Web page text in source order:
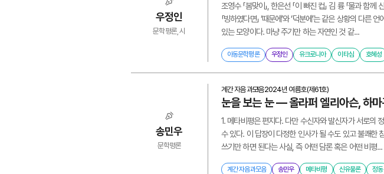
우정인
문학평론, 시
조영수 「봄맞이」, 한은선 「이 빠진 컵」 김 륭 「물과 함께
「빙하였다면」 ‘때문에’와 ‘덕분에’는 같은 상황의 다
있는 모양이다. 마냥 주기만 하는 자연인 것 같...
아동문학평론 우정인 유크로니아 이타심 호혜성
송민우
문학평론
계간 자음과모음2024년 여름호(제61호)
눈을 보는 눈 ― 올라퍼 엘리아슨, 하
1. 메타비평은 편지다. 다만 수신자와 발신자가 서로의
수 있다. 이 답장이 다정한 인사가 될 수도 있고 불쾌한
쓰기만 하면 된다는 사실, 즉 어떤 담론 혹은 어떤 비평...
계간 자음과모음 송민우 메타비평 신유물론 정동